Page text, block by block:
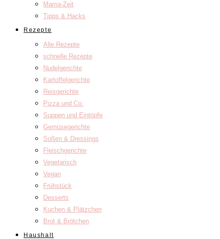
Mama-Zeit
Tipps & Hacks
Rezepte
Alle Rezepte
schnelle Rezepte
Nudelgerichte
Kartoffelgerichte
Reisgerichte
Pizza und Co.
Suppen und Eintöpfe
Gemüsegerichte
Soßen & Dressings
Fleischgerichte
Vegetarisch
Vegan
Frühstück
Desserts
Kuchen & Plätzchen
Brot & Brötchen
Haushalt